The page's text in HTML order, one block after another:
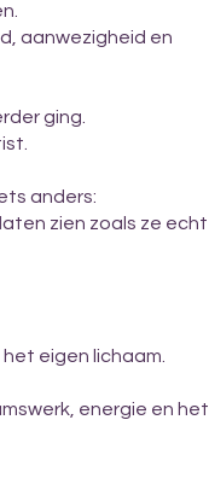
aanwezigheid en
ging.
anders:
zien zoals ze echt
eigen lichaam.
energie en het